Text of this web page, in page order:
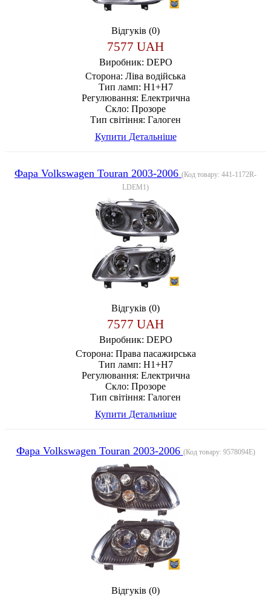
Відгуків (0)
7577 UAH
Виробник: DEPO
Сторона: Ліва водійська
Тип ламп: H1+H7
Регулювання: Електрична
Скло: Прозоре
Тип світіння: Галоген
Купити Детальніше
Фара Volkswagen Touran 2003-2006 (Код товару: 441-1172R-
LDEM1)
Відгуків (0)
7577 UAH
Виробник: DEPO
Сторона: Права пасажирська
Тип ламп: H1+H7
Регулювання: Електрична
Скло: Прозоре
Тип світіння: Галоген
Купити Детальніше
Фара Volkswagen Touran 2003-2006 (Код товару: 9578094E)
Відгуків (0)